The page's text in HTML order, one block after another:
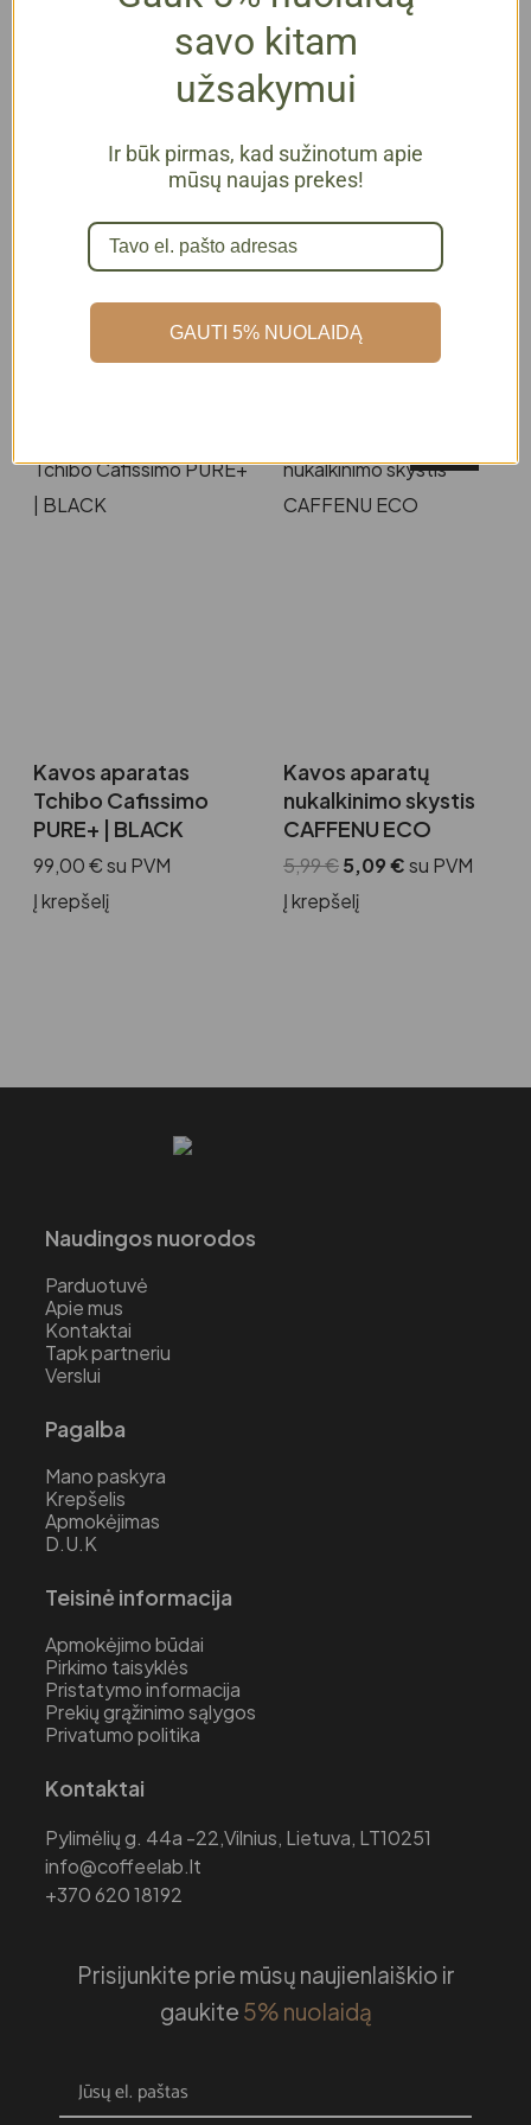
Kavos aparatas
Tchibo Cafissimo
su PVM
Daugiau
Kavos aparatas
Tchibo Cafissimo
149,00€
Daugiau
Kavos aparatas
Tchibo Cafissimo
PURE+ | BLACK
99,00€su PVM
Į krepšelį
Kavos aparatų
nukalkinimo skystis
CAFFENU ECO
5,99€5,09€su PVM
Į krepšelį
Naudingos nuorodos
Parduotuvė
Apie mus
Kontaktai
Tapk partneriu
Verslui
Pagalba
Mano paskyra
Krepšelis
Apmokėjimas
D.U.K
Teisinė informacija
Apmokėjimo būdai
Pirkimo taisyklės
Pristatymo informacija
Prekių grąžinimo sąlygos
Privatumo politika
Kontaktai
Pylimėlių g. 44a -22,Vilnius, Lietuva, LT10251
info@coffeelab.lt
+370 620 18192
Prisijunkite prie mūsų naujienlaiškio ir
gaukite 5% nuolaidą
savo kitam
užsakymui
Ir būk pirmas, kad sužinotum apie
mūsų naujas prekes!
GAUTI 5% NUOLAIDĄ